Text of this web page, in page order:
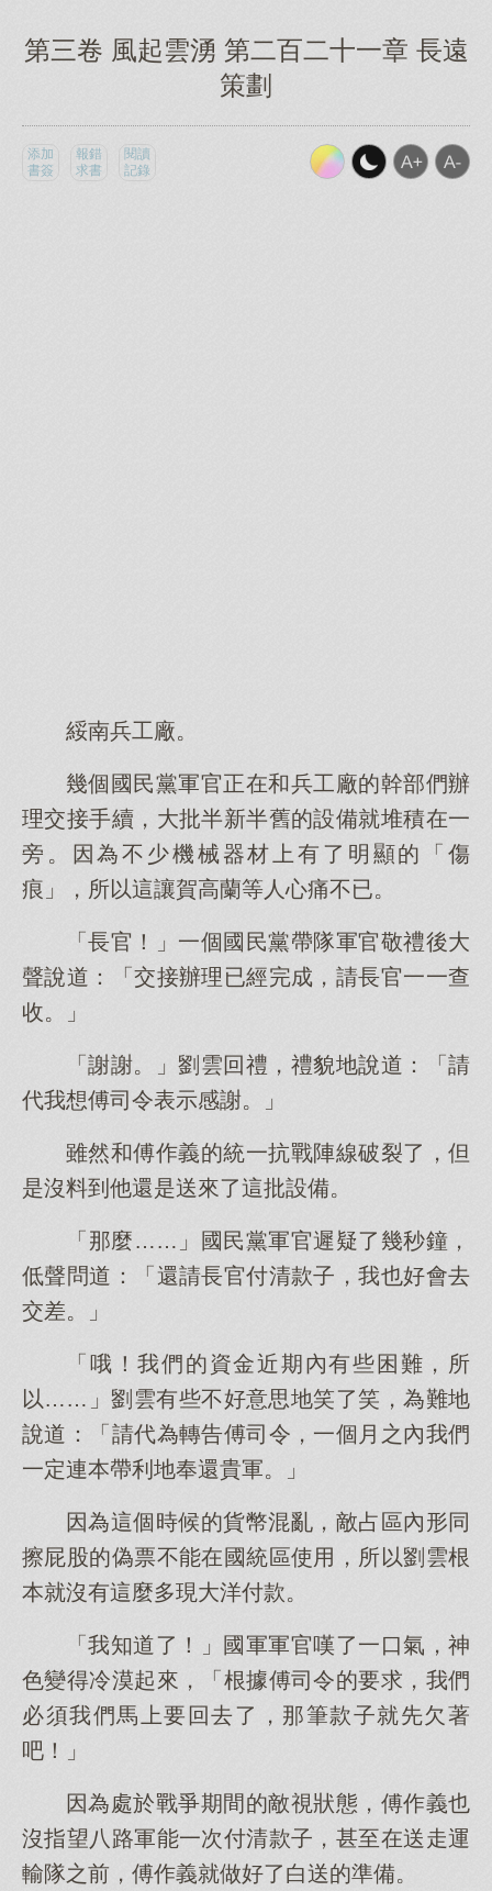
第三卷 風起雲湧 第二百二十一章 長遠
策劃
添加
書簽
報錯
求書
閱讀
記錄
綏南兵工廠。
幾個國民黨軍官正在和兵工廠的幹部們辦
理交接手續，大批半新半舊的設備就堆積在一
旁。因為不少機械器材上有了明顯的「傷
痕」，所以這讓賀高蘭等人心痛不已。
「長官！」一個國民黨帶隊軍官敬禮後大
聲說道：「交接辦理已經完成，請長官一一查
收。」
「謝謝。」劉雲回禮，禮貌地說道：「請
代我想傅司令表示感謝。」
雖然和傅作義的統一抗戰陣線破裂了，但
是沒料到他還是送來了這批設備。
「那麼……」國民黨軍官遲疑了幾秒鐘，
低聲問道：「還請長官付清款子，我也好會去
交差。」
「哦！我們的資金近期內有些困難，所
以……」劉雲有些不好意思地笑了笑，為難地
說道：「請代為轉告傅司令，一個月之內我們
一定連本帶利地奉還貴軍。」
因為這個時候的貨幣混亂，敵占區內形同
擦屁股的偽票不能在國統區使用，所以劉雲根
本就沒有這麼多現大洋付款。
「我知道了！」國軍軍官嘆了一口氣，神
色變得冷漠起來，「根據傅司令的要求，我們
必須我們馬上要回去了，那筆款子就先欠著
吧！」
因為處於戰爭期間的敵視狀態，傅作義也
沒指望八路軍能一次付清款子，甚至在送走運
輸隊之前，傅作義就做好了白送的準備。